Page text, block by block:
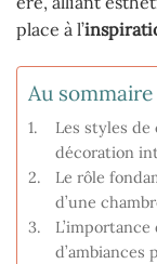
place à l’
Au
Les styles
décoration
Le rôle
d’une
d’ambiances